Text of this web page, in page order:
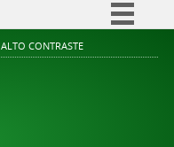
Simplifique!
ALTO CONTRASTE